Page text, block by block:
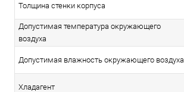
Толщина стенки корпуса
Допустимая температура окружающего
воздуха
Допустимая влажность окружающего воздуха
Хладагент